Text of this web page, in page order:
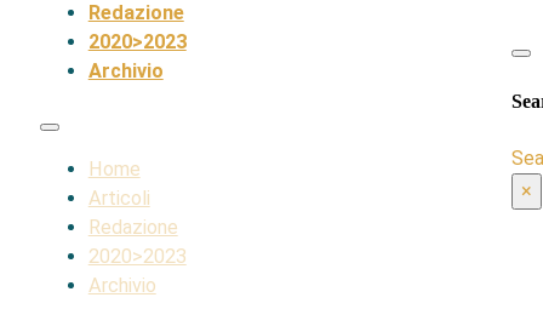
Redazione
2020>2023
Archivio
Home
Articoli
Redazione
2020>2023
Archivio
×